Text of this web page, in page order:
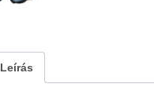
Leírás